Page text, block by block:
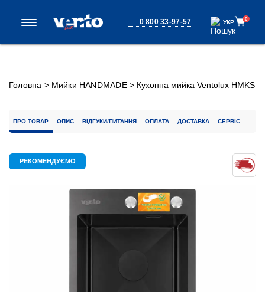
0 800 33-97-57 УКР
УКР 0
Головна > Мийки HANDMADE> Кухонна мийка Ventolux HMKS
ПРО ТОВАР ОПИС ВІДГУКИ/ПИТАННЯ ОПЛАТА ДОСТАВКА СЕРВІС
РЕКОМЕНДУЄМО